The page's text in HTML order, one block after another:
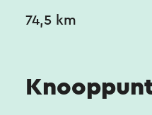
74,5 km